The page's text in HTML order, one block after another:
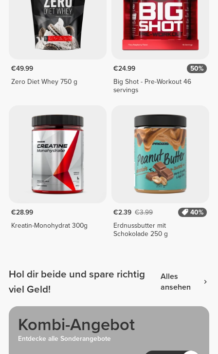
€49.99
Zero Diet Whey 750 g
€24.99
50%
Big Shot - Pre-Workout 46
servings
€28.99
Kreatin-Monohydrat 300g
€2.39 €3.99
40%
Erdnussbutter mit
Schokolade 250 g
Hol dir beide und spare richtig
viel Geld!
Alles
ansehen
Kombi-Angebot
Entdecke alle Sonderangebote